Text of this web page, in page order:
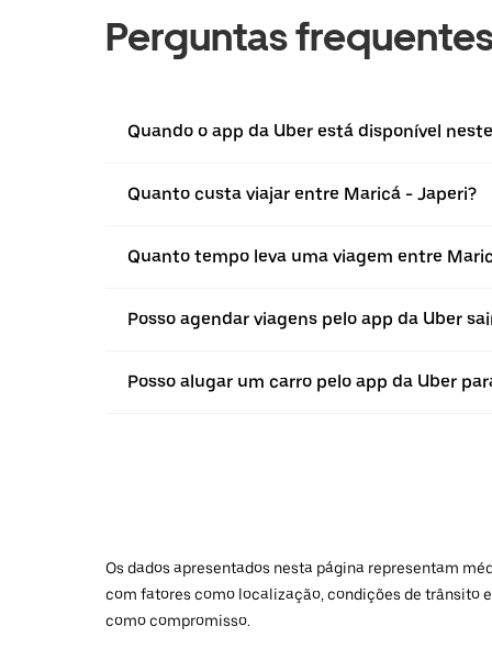
Perguntas
Quando o app da Uber está disponível
Quanto custa viajar entre Maricá - Japeri?
Quanto tempo leva uma viagem entre
Posso agendar viagens pelo app da Uber
Posso alugar um carro pelo app da Uber
Os dados apresentados nesta página representam
com fatores como localização, condições de trânsito
como compromisso.